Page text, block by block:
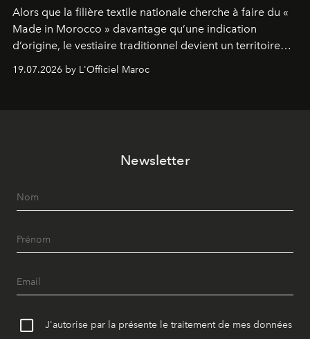
Alors que la filière textile nationale cherche à faire du «
Made in Morocco » davantage qu’une indication
d’origine, le vestiaire traditionnel devient un territoire
d’expérimentation. Avec Néo Beldi, Diamantine en
révise les proportions et les usages pour l’inscrire dans
19.07.2026 by L'Officiel Maroc
Newsletter
J'autorise par la présente le traitement de mes données